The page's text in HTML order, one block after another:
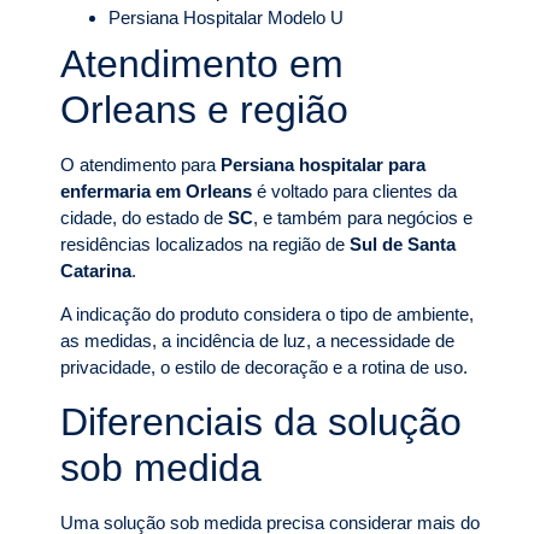
Persiana Hospitalar Modelo U
Atendimento em
Orleans e região
O atendimento para Persiana hospitalar para
enfermaria em Orleans é voltado para clientes da
cidade, do estado de SC, e também para negócios e
residências localizados na região de Sul de Santa
Catarina.
A indicação do produto considera o tipo de ambiente,
as medidas, a incidência de luz, a necessidade de
privacidade, o estilo de decoração e a rotina de uso.
Diferenciais da solução
sob medida
Uma solução sob medida precisa considerar mais do